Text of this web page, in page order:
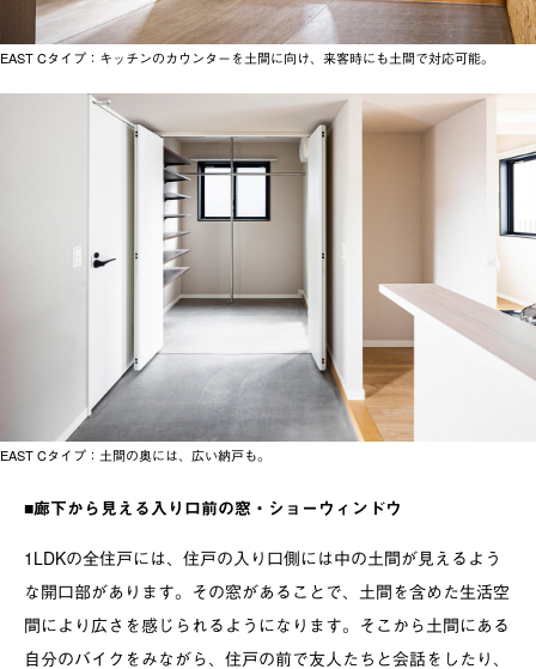
EAST Cタイプ：キッチンのカウンターを土間に向け、来客時にも土間で対応可能。
EAST Cタイプ：土間の奥には、広い納戸も。
■廊下から見える入り口前の窓・ショーウィンドウ
1LDKの全住戸には、住戸の入り口側には中の土間が見えるよう
な開口部があります。その窓があることで、土間を含めた生活空
間により広さを感じられるようになります。そこから土間にある
自分のバイクをみながら、住戸の前で友人たちと会話をしたり、